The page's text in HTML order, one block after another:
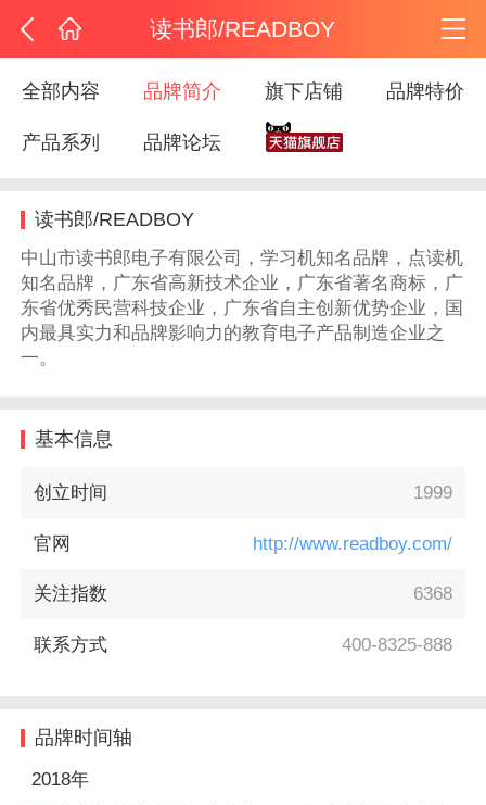
读书郎/READBOY
全部内容 品牌简介 旗下店铺 品牌特价
产品系列 品牌论坛
读书郎/READBOY
中山市读书郎电子有限公司，学习机知名品牌，点读机
知名品牌，广东省高新技术企业，广东省著名商标，广
东省优秀民营科技企业，广东省自主创新优势企业，国
内最具实力和品牌影响力的教育电子产品制造企业之
一。
基本信息
创立时间 1999
官网 http://www.readboy.com/
关注指数 6368
联系方式 400-8325-888
品牌时间轴
2018年